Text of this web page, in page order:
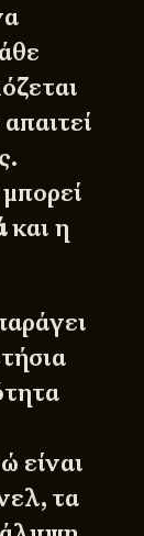
και η
είναι
τα